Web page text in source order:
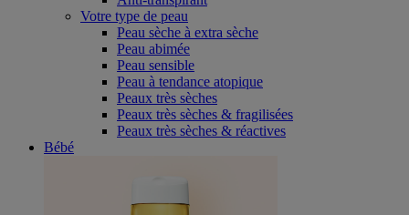
Votre type de peau
Peau sèche à extra sèche
Peau abimée
Peau sensible
Peau à tendance atopique
Peaux très sèches
Peaux très sèches & fragilisées
Peaux très sèches & réactives
Bébé